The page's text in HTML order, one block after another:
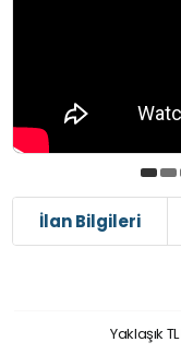
İlan Bilgileri
Yaklaşık TL